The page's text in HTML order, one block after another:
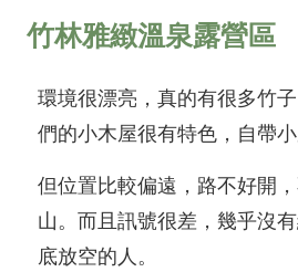
竹林雅緻溫泉露營區
環境很漂亮，真的有很多竹
們的小木屋很有特色，自帶小
但位置比較偏遠，路不好開
山。而且訊號很差，幾乎沒
底放空的人。